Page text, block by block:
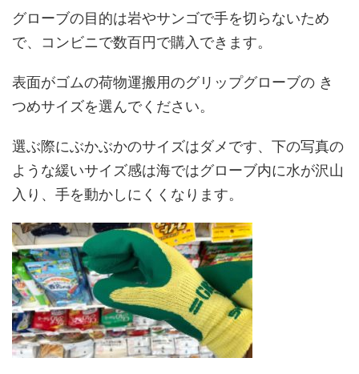
グローブの目的は岩やサンゴで手を切らないため
で、コンビニで数百円で購入できます。
表面がゴムの荷物運搬用のグリップグローブの き
つめサイズを選んでください。
選ぶ際にぶかぶかのサイズはダメです、下の写真の
ような緩いサイズ感は海ではグローブ内に水が沢山
入り、手を動かしにくくなります。